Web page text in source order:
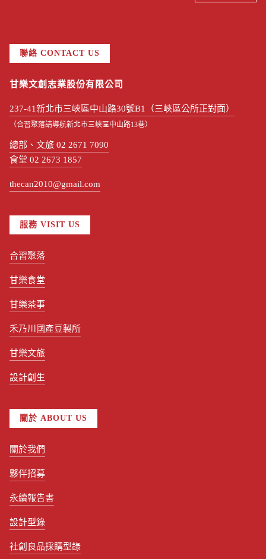
聯絡 CONTACT US
甘樂文創志業股份有限公司
237-41新北市三峽區中山路30號B1（三峽區公所正對面）
（合習聚落請導航新北市三峽區中山路13巷）
總部、文旅 02 2671 7090
食堂 02 2673 1857
thecan2010@gmail.com
服務 VISIT US
合習聚落
甘樂食堂
甘樂茶事
禾乃川國產豆製所
甘樂文旅
設計創生
關於 ABOUT US
關於我們
夥伴招募
永續報告書
設計型錄
社創良品採購型錄